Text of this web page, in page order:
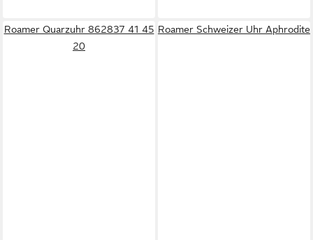
Roamer Quarzuhr 862837 41 45
20
Roamer Schweizer Uhr Aphrodite